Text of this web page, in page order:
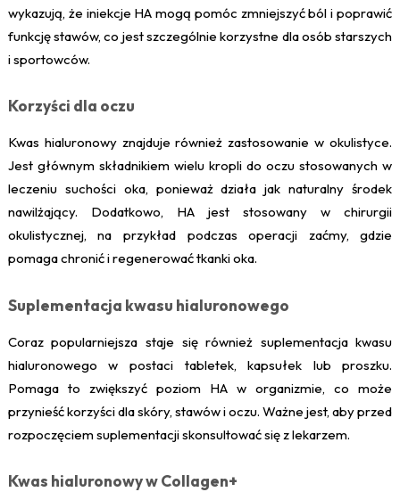
wykazują, że iniekcje HA mogą pomóc zmniejszyć ból i poprawić
funkcję stawów, co jest szczególnie korzystne dla osób starszych
i sportowców.
Korzyści dla oczu
Kwas hialuronowy znajduje również zastosowanie w okulistyce.
Jest głównym składnikiem wielu kropli do oczu stosowanych w
leczeniu suchości oka, ponieważ działa jak naturalny środek
nawilżający. Dodatkowo, HA jest stosowany w chirurgii
okulistycznej, na przykład podczas operacji zaćmy, gdzie
pomaga chronić i regenerować tkanki oka.
Suplementacja kwasu hialuronowego
Coraz popularniejsza staje się również suplementacja kwasu
hialuronowego w postaci tabletek, kapsułek lub proszku.
Pomaga to zwiększyć poziom HA w organizmie, co może
przynieść korzyści dla skóry, stawów i oczu. Ważne jest, aby przed
rozpoczęciem suplementacji skonsultować się z lekarzem.
Kwas hialuronowy w Collagen+